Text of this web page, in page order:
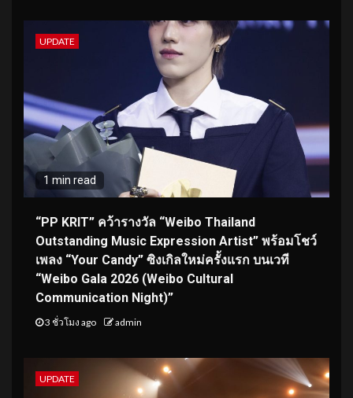
UPDATE
1 min read
“PP KRIT” คว้ารางวัล “Weibo Thailand
Outstanding Music Expression Artist” พร้อมโชว์
เพลง “Your Candy” ซิงเกิลใหม่ครั้งแรก บนเวที
“Weibo Gala 2026 (Weibo Cultural
Communication Night)”
3 ชั่วโมง ago admin
UPDATE